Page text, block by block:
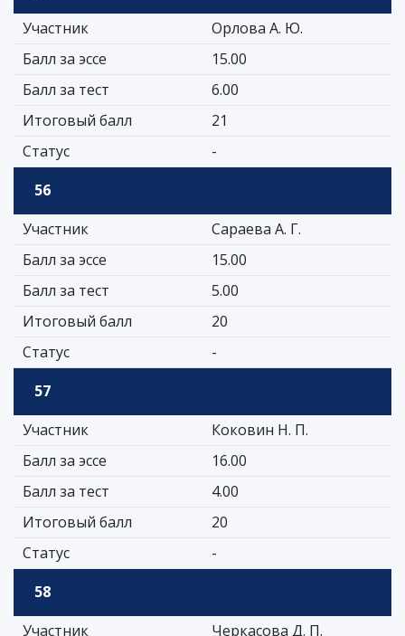
Участник
Орлова А. Ю.
Балл за эссе
15.00
Балл за тест
6.00
Итоговый балл
21
Статус
-
56
Участник
Сараева А. Г.
Балл за эссе
15.00
Балл за тест
5.00
Итоговый балл
20
Статус
-
57
Участник
Коковин Н. П.
Балл за эссе
16.00
Балл за тест
4.00
Итоговый балл
20
Статус
-
58
Участник
Черкасова Д. П.